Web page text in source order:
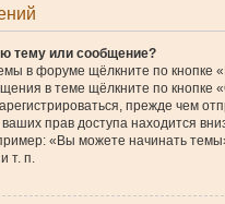
тему или сообщение?
в форуме щёлкните по кнопке
в теме щёлкните по кнопке
прежде чем
прав доступа находится
«Вы можете начинать
т. п.